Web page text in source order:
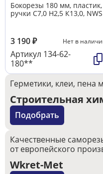
Бокорезы 180 мм, пластик,
ручки С7,0 Н2,5 К13,0, NWS
3 190₽ Нет в
Артикул 134-62-
180**
Герметики, клеи, пена
Строительная
Подобрать
Качественные
от европейского
Wkret-Met